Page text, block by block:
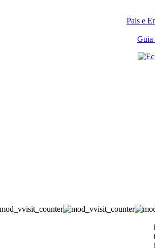
Pais e
Guia